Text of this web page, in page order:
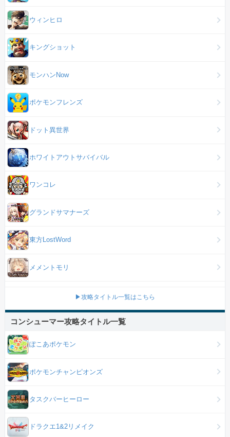
ウィンヒロ
キングショット
モンハンNow
ポケモンフレンズ
ドット異世界
ホワイトアウトサバイバル
ワンコレ
グランドサマナーズ
東方LostWord
メメントモリ
▶攻略タイトル一覧はこちら
コンシューマー攻略タイトル一覧
ぽこあポケモン
ポケモンチャンピオンズ
タスクバーヒーロー
ドラクエ1&2リメイク